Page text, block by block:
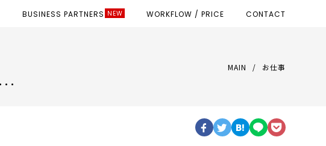
BUSINESS PARTNERS WORKFLOW / PRICE CONTACT
MAIN お仕事